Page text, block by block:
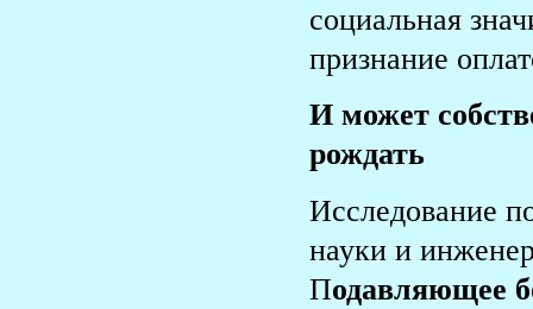
социальная
признание
И может
рождать
Исследование
науки и
Подавляющее